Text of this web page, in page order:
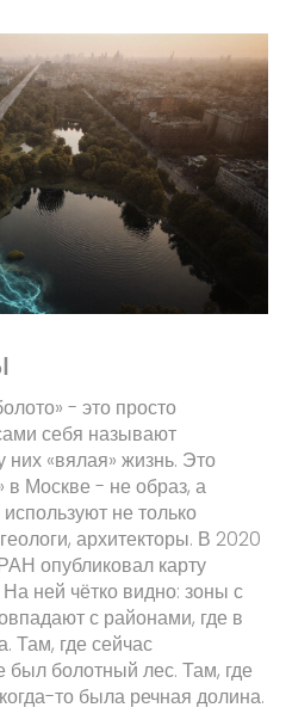
- это просто
себя называют
них «вялая» жизнь. Это
в Москве - не образ, а
не только
архитекторы. В 2020
опубликовал карту
ней чётко видно: зоны с
с районами, где в
Там, где сейчас
был болотный лес. Там, где
то была речная долина.